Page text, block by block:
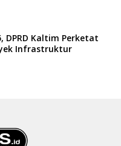
DPRD Kaltim Perketat
Infrastruktur